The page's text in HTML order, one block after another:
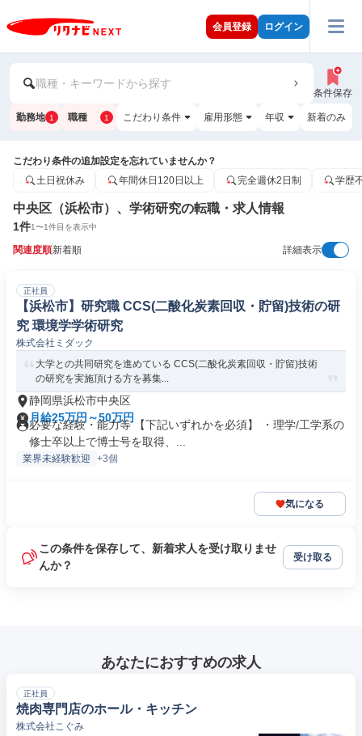
会員登録 ログイン
職種・キーワードから探す
条件保存
勤務地 1 職種 1 こだわり条件 雇用形態 年収 新着のみ
こだわり条件の追加設定を忘れていませんか？
土日祝休み
年間休日120日以上 完全週休2日制 学歴
中央区（浜松市）、学術研究の転職・求人情報
1件1〜1件目を表示中
関連度順新着順 詳細表示
正社員
【浜松市】研究職 CCS(二酸化炭素回収・貯留)技術の研
究 環境学学術研究
株式会社ミダック
大学との共同研究を進めている CCS(二酸化炭素回収・貯留)技術
の研究を実施頂ける方を募集...
静岡県浜松市中央区
月給25万円～50万円
必要な経験・能力等 【下記いずれかを必須】 ・理学/工学系の
修士卒以上で博士号を取得、...
業界未経験歓迎 +3個
気になる
この条件を保存して、新着求人を受け取りませ
んか？
受け取る
あなたにおすすめの求人
正社員
焼肉専門店のホール・キッチン
株式会社こぐみ